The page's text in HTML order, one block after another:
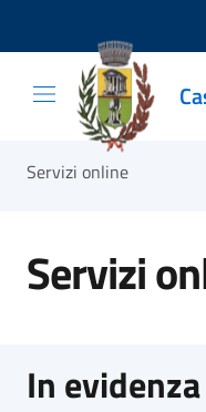
Salta e vai al
Salta e vai al footer
Servizi online
Servizi
In evidenza